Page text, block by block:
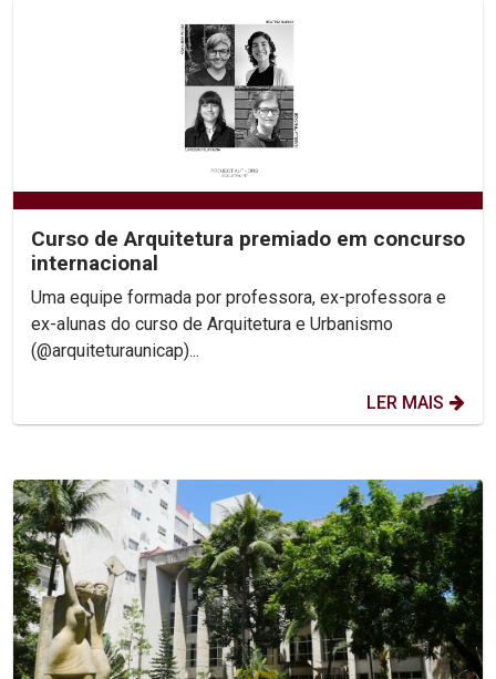
Curso de Arquitetura premiado em concurso
internacional
Uma equipe formada por professora, ex-professora e
ex-alunas do curso de Arquitetura e Urbanismo
(@arquiteturaunicap)...
LER MAIS